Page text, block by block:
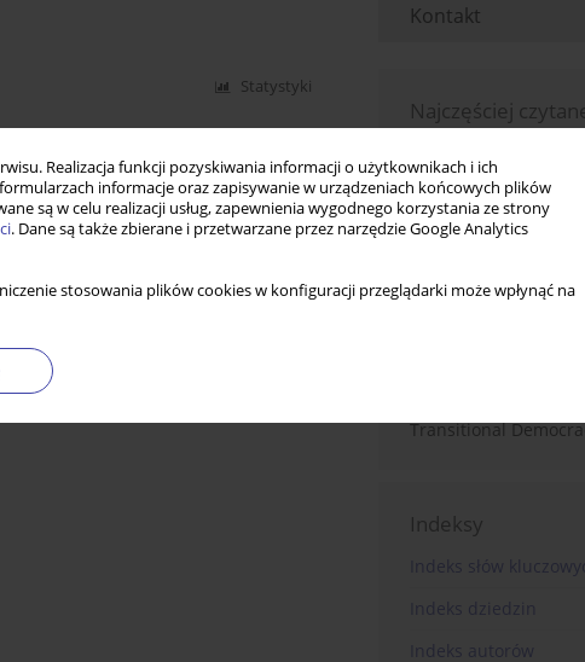
Realizacja funkcji pozyskiwania informacji o użytkownikach i ich
informacje oraz zapisywanie w urządzeniach końcowych plików
są w celu realizacji usług, zapewnienia wygodnego korzystania ze strony
. Dane są także zbierane i przetwarzane przez narzędzie Google Analytics
stosowania plików cookies w konfiguracji przeglądarki może wpłynąć na
Statystyki
Kontakt
Najczęściej
Auto-enrolment in
Comparative OECD
Bibliometric
and Needs of
The Politicisation of
Programmes:
Priority? The Case of
Transitional
Indeksy
Indeks słów
Indeks dziedzin
Indeks autorów